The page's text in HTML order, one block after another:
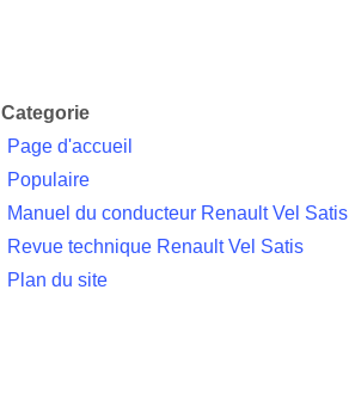
Categorie
Page d'accueil
Populaire
Manuel du conducteur Renault Vel Satis
Revue technique Renault Vel Satis
Plan du site